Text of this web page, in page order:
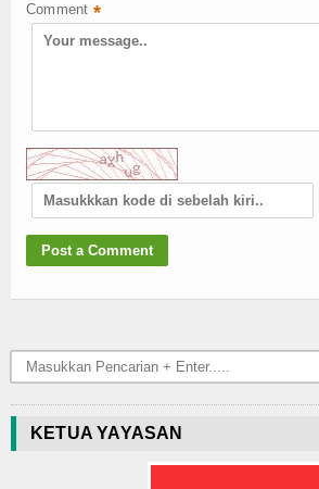
Comment *
KETUA YAYASAN